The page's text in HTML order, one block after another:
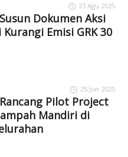
23 Agu 2025
Dokumen Aksi
Emisi GRK 30
25 Jun 2025
Pilot Project
Mandiri di